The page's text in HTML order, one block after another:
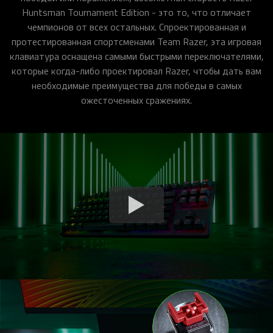
Huntsman Tournament Edition - это то, что отличает
чемпионов от всех остальных. Спроектированная и
протестированная спортсменами Team Razer, эта игровая
клавиатура оснащена самыми быстрыми переключателями,
которые когда-либо проектировал Razer, чтобы дать вам
необходимые преимущества для победы в самых
ожесточенных сражениях.